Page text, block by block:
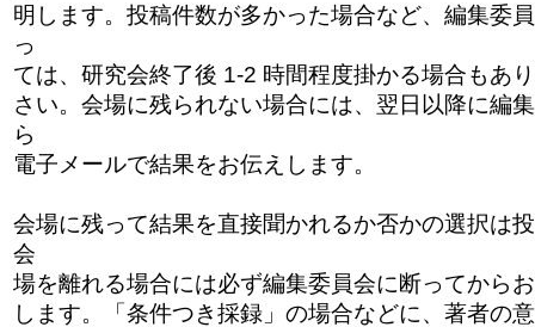
明します。投稿件数が多かった場合など、編集委
っ
ては、研究会終了後 1-2 時間程度掛かる場合もあ
さい。会場に残られない場合には、翌日以降に編
ら
電子メールで結果をお伝えします。
会場に残って結果を直接聞かれるか否かの選択は
会
場を離れる場合には必ず編集委員会に断ってから
します。「条件つき採録」の場合などに、著者の